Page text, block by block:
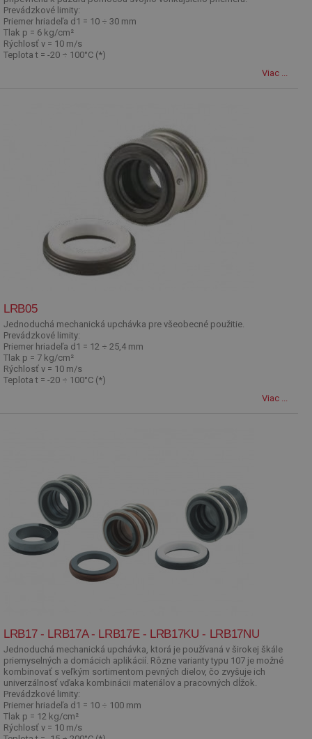
Prevádzkové limity:
Priemer hriadeľa d1 = 10 ÷ 30 mm
Tlak p = 6 kg/cm²
Rýchlosť v = 10 m/s
Teplota t = -20 ÷ 100°C (*)
Viac ...
LRB05
Jednoduchá mechanická upchávka pre všeobecné použitie.
Prevádzkové limity:
Priemer hriadeľa d1 = 12 ÷ 25,4 mm
Tlak p = 7 kg/cm²
Rýchlosť v = 10 m/s
Teplota t = -20 ÷ 100°C (*)
Viac ...
LRB17 - LRB17A - LRB17E - LRB17KU - LRB17NU
Jednoduchá mechanická upchávka, ktorá je používaná v širokej škále
priemyselných a domácich aplikácií. Rôzne varianty typu 107 je možné
kombinovať s veľkým sortimentom pevných dielov, čo zvyšuje ich
univerzálnosť vďaka kombinácii materiálov a pracovných dĺžok.
Prevádzkové limity:
Priemer hriadeľa d1 = 10 ÷ 100 mm
Tlak p = 12 kg/cm²
Rýchlosť v = 10 m/s